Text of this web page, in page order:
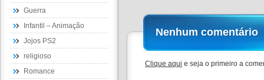
Guerra
Infantil – Animação
Jojos PS2
religioso
Romance
Nenhum comentário
Clique aqui e seja o primeiro a